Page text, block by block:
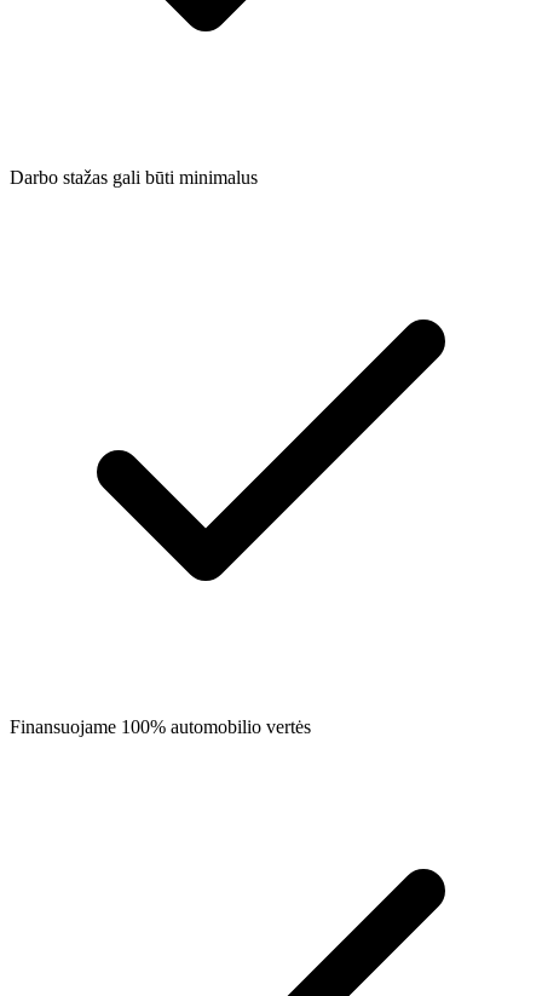
Darbo stažas gali būti minimalus
Finansuojame 100% automobilio vertės